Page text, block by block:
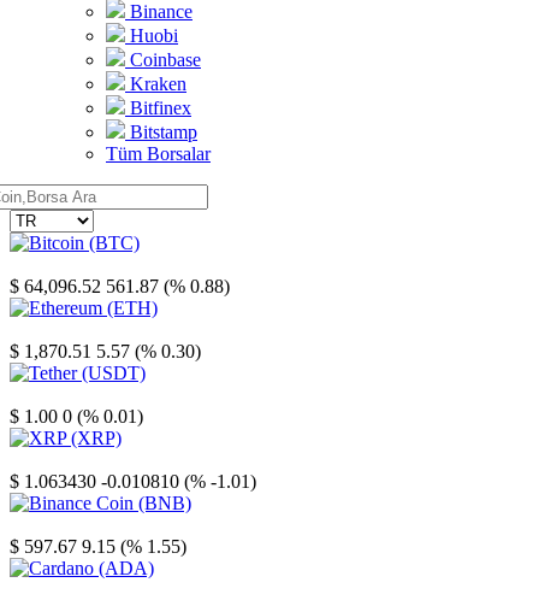
Binance
Huobi
Coinbase
Kraken
Bitfinex
Bitstamp
Tüm Borsalar
$ 64,096.52 561.87 (% 0.88)
$ 1,870.51 5.57 (% 0.30)
$ 1.00 0 (% 0.01)
$ 1.063430 -0.010810 (% -1.01)
$ 597.67 9.15 (% 1.55)